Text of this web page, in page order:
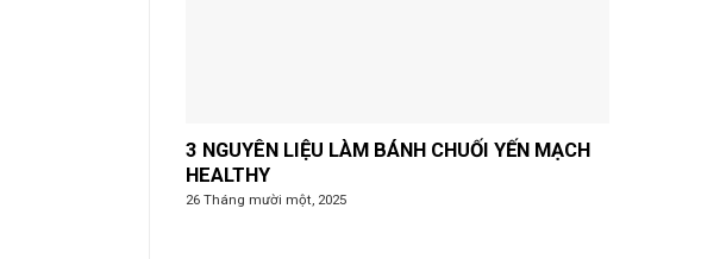
3 NGUYÊN LIỆU LÀM BÁNH CHUỐI YẾN MẠCH
HEALTHY
26 Tháng mười một, 2025